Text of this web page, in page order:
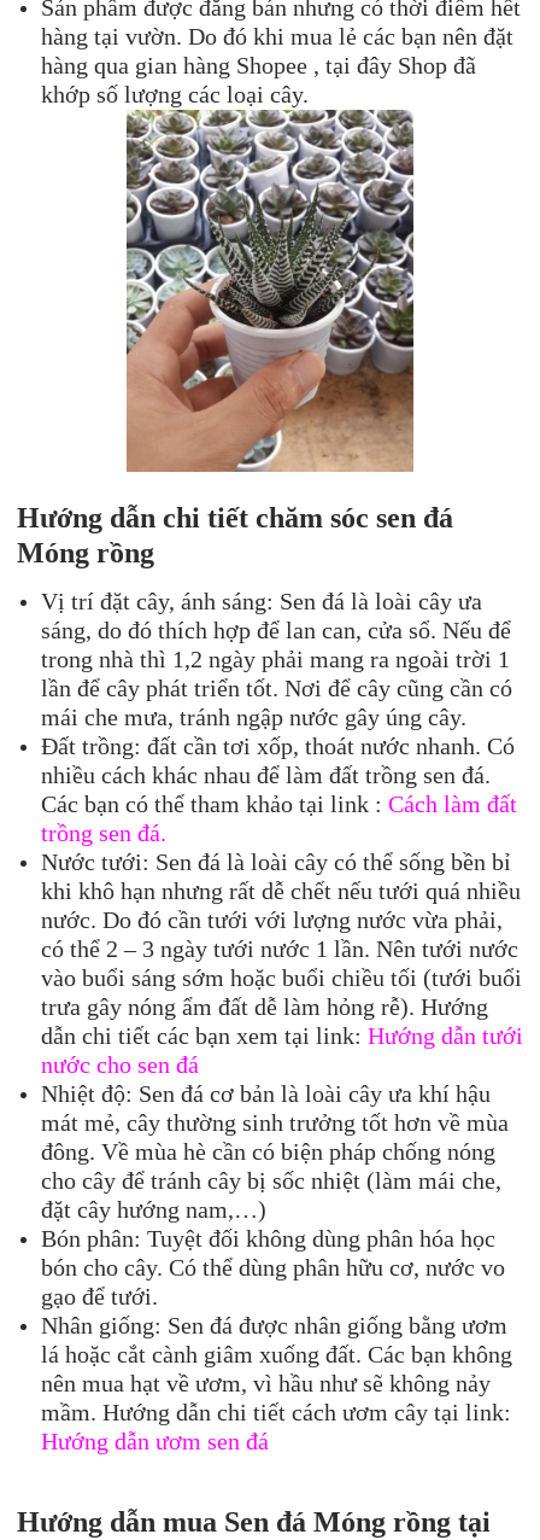
Sản phẩm được đăng bán nhưng có thời điểm hết
hàng tại vườn. Do đó khi mua lẻ các bạn nên đặt
hàng qua gian hàng Shopee , tại đây Shop đã
khớp số lượng các loại cây.
Hướng dẫn chi tiết chăm sóc sen đá
Móng rồng
Vị trí đặt cây, ánh sáng: Sen đá là loài cây ưa
sáng, do đó thích hợp để lan can, cửa sổ. Nếu để
trong nhà thì 1,2 ngày phải mang ra ngoài trời 1
lần để cây phát triển tốt. Nơi để cây cũng cần có
mái che mưa, tránh ngập nước gây úng cây.
Đất trồng: đất cần tơi xốp, thoát nước nhanh. Có
nhiều cách khác nhau để làm đất trồng sen đá.
Các bạn có thể tham khảo tại link : Cách làm đất
trồng sen đá.
Nước tưới: Sen đá là loài cây có thể sống bền bỉ
khi khô hạn nhưng rất dễ chết nếu tưới quá nhiều
nước. Do đó cần tưới với lượng nước vừa phải,
có thể 2 – 3 ngày tưới nước 1 lần. Nên tưới nước
vào buổi sáng sớm hoặc buổi chiều tối (tưới buổi
trưa gây nóng ẩm đất dễ làm hỏng rễ). Hướng
dẫn chi tiết các bạn xem tại link: Hướng dẫn tưới
nước cho sen đá
Nhiệt độ: Sen đá cơ bản là loài cây ưa khí hậu
mát mẻ, cây thường sinh trưởng tốt hơn về mùa
đông. Về mùa hè cần có biện pháp chống nóng
cho cây để tránh cây bị sốc nhiệt (làm mái che,
đặt cây hướng nam,…)
Bón phân: Tuyệt đối không dùng phân hóa học
bón cho cây. Có thể dùng phân hữu cơ, nước vo
gạo để tưới.
Nhân giống: Sen đá được nhân giống bằng ươm
lá hoặc cắt cành giâm xuống đất. Các bạn không
nên mua hạt về ươm, vì hầu như sẽ không nảy
mầm. Hướng dẫn chi tiết cách ươm cây tại link:
Hướng dẫn ươm sen đá
Hướng dẫn mua Sen đá Móng rồngtại